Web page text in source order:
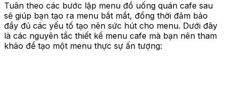
Tuân theo các bước lập menu đồ uống quán cafe sau
sẽ giúp bạn tạo ra menu bắt mắt, đồng thời đảm bảo
đầy đủ các yếu tố tạo nên sức hút cho menu. Dưới đây
là các nguyên tắc thiết kế menu cafe mà bạn nên tham
khảo để tạo một menu thực sự ấn tượng: